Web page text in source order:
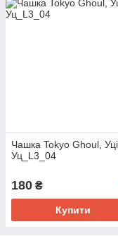
Чашка Tokyo Ghoul,
Уц_L3_04
180 ₴
Купити